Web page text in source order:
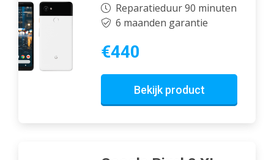
Reparatieduur 90 minuten
6 maanden garantie
€440
Bekijk product